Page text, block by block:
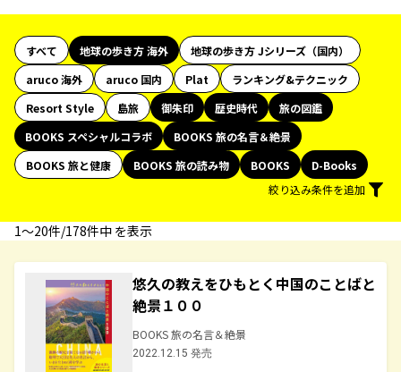
すべて 地球の歩き方 海外
地球の歩き方 Jシリーズ（国内）
aruco 海外
aruco 国内 Plat
ランキング&テクニック
Resort Style
島旅 御朱印 歴史時代
旅の図鑑
BOOKS スペシャルコラボ
BOOKS 旅の名言＆絶景
BOOKS 旅と健康
BOOKS 旅の読み物 BOOKS
D-Books
絞り込み条件を追加
1〜20件/178件中 を表示
悠久の教えをひもとく中国のことばと
絶景１００
BOOKS 旅の名言＆絶景
2022.12.15 発売